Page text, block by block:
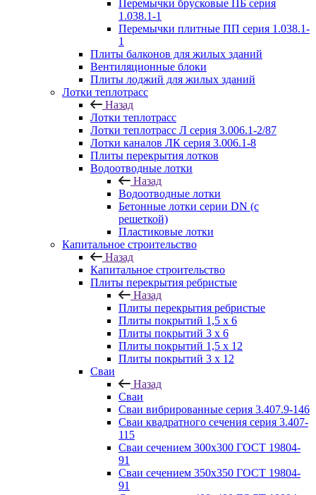
Перемычки брусковые ПБ серия
1.038.1-1
Перемычки плитные ПП серия 1.038.1-
1
Плиты балконов для жилых зданий
Вентиляционные блоки
Плиты лоджий для жилых зданий
Лотки теплотрасс
Назад
Лотки теплотрасс
Лотки теплотрасс Л серия 3.006.1-2/87
Лотки каналов ЛК серия 3.006.1-8
Плиты перекрытия лотков
Водоотводные лотки
Назад
Водоотводные лотки
Бетонные лотки серии DN (с
решеткой)
Пластиковые лотки
Капитальное строительство
Назад
Капитальное строительство
Плиты перекрытия ребристые
Назад
Плиты перекрытия ребристые
Плиты покрытий 1,5 x 6
Плиты покрытий 3 x 6
Плиты покрытий 1,5 x 12
Плиты покрытий 3 x 12
Сваи
Назад
Сваи
Сваи вибрированные серия 3.407.9-146
Сваи квадратного сечения серия 3.407-
115
Сваи сечением 300х300 ГОСТ 19804-
91
Сваи сечением 350х350 ГОСТ 19804-
91